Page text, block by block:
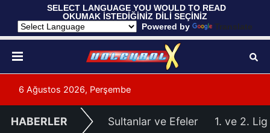
SELECT LANGUAGE YOU WOULD TO READ
OKUMAK İSTEDİĞİNİZ DİLİ SEÇİNİZ
Powered by
Translate
6 Ağustos 2026, Perşembe
HABERLER Sultanlar ve Efeler 1. ve 2. Lig